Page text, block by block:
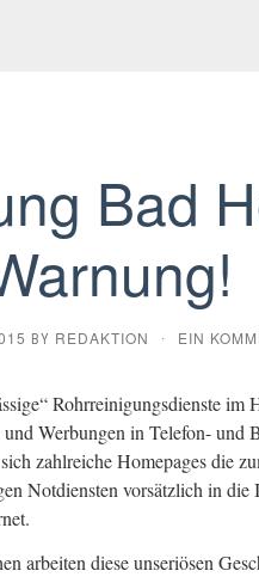
Bad
BY REDAKTION · EIN
Rohrreinigungsdienste im
Werbungen in Telefon- und
zahlreiche Homepages die
Notdiensten vorsätzlich in die
arbeiten diese unseriösen